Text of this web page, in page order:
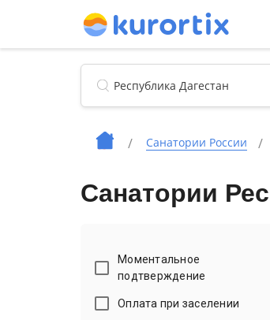
Санатории России
Санатории
Моментальное
подтверждение
Оплата при заселении